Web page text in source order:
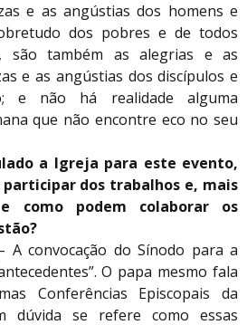
e as angústias dos homens e
dos pobres e de todos
são também as alegrias e as
e as angústias dos discípulos e
e não há realidade alguma
que não encontre eco no seu
a Igreja para este evento,
dos trabalhos e, mais
como podem colaborar os
A convocação do Sínodo para a
O papa mesmo fala
Conferências Episcopais da
dúvida se refere como essas